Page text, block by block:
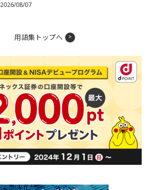
2026/08/07
用語集トップへ